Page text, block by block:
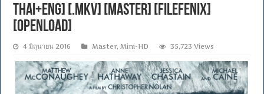
Thai+Eng] [.MKV] [MASTER] [FILEFENIX]
[OPENLOAD]
4 มิถุนายน 2016 Master,Mini-HD 35,723 Views